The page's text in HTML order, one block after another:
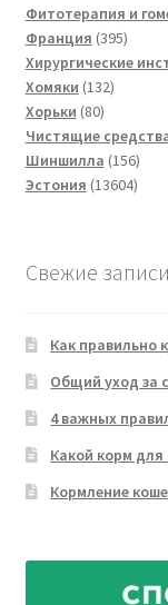
Фитотерапия и
Франция 395395
Хирургические
Хомяки 132132
Хорьки 8080
товаров
Чистящие
Шиншилла 156156
Эстония 1360413604
Свежие записи
Как правильно
Общий уход за
4 важных
Какой корм для
Кормление